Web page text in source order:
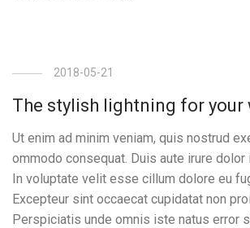
2018-05-21
The stylish lightning for your
Ut enim ad minim veniam, quis nostrud
ommodo consequat. Duis aute irure dolor
In voluptate velit esse cillum dolore eu
Excepteur sint occaecat cupidatat non
Perspiciatis unde omnis iste natus error